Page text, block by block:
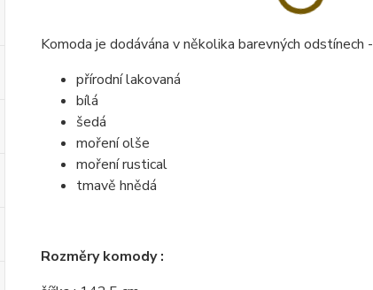
Komoda je dodávána v několika barevných odstínech -
přírodní lakovaná
bílá
šedá
moření olše
moření rustical
tmavě hnědá
Rozměry komody :